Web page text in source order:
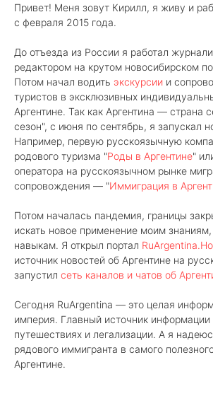
Привет! Меня зовут Кирилл, я живу и
с февраля 2015 года.
До отъезда из России я работал
редактором на крутом новосибирском
Потом начал водить экскурсии и
туристов в эксклюзивных
Аргентине. Так как Аргентина — страна
сезон", с июня по сентябрь, я запускал
Например, первую русскоязычную
родового туризма "Роды в Аргентине"
оператора на русскоязычном рынке
сопровождения — "Иммиграция в
Потом началась пандемия, границы
искать новое применение моим
навыкам. Я открыл портал
источник новостей об Аргентине на
запустил сеть каналов и чатов об
Сегодня RuArgentina — это целая
империя. Главный источник информации
путешествиях и легализации. А я
рядового иммигранта в самого
Аргентине.